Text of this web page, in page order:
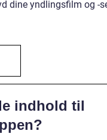
dine yndlingsfilm og -
indhold til